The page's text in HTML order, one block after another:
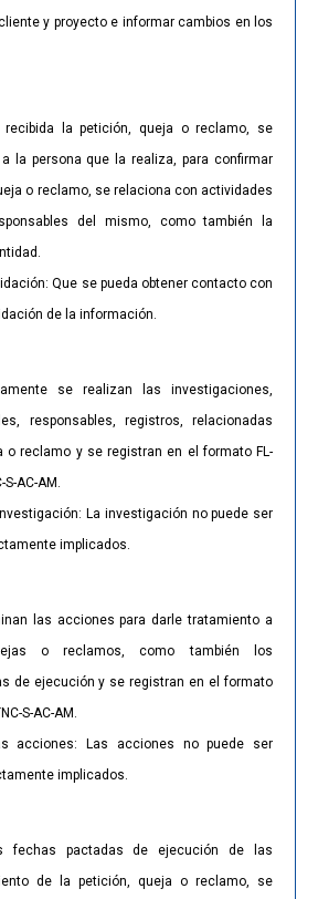
y proyecto e informar cambios en los
recibida la petición, queja o reclamo, se
la persona que la realiza, para confirmar
o reclamo, se relaciona con actividades
del mismo, como también la
Que se pueda obtener contacto con
de la información.
se realizan las investigaciones,
responsables, registros, relacionadas
o reclamo y se registran en el formato FL-
AC-AM.
La investigación no puede ser
implicados.
las acciones para darle tratamiento a
o reclamos, como también los
de ejecución y se registran en el formato
S-AC-AM.
acciones: Las acciones no puede ser
implicados.
fechas pactadas de ejecución de las
de la petición, queja o reclamo, se